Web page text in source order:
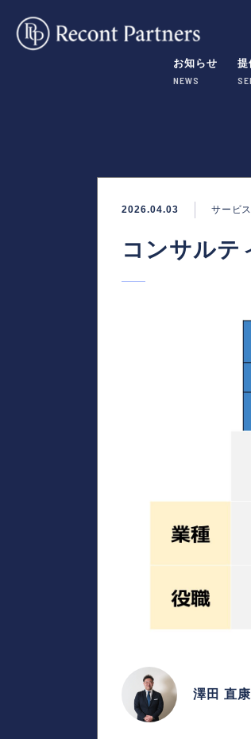
お知らせ
NEWS
提
2026.04.03 サービ
コンサル
澤田 直康